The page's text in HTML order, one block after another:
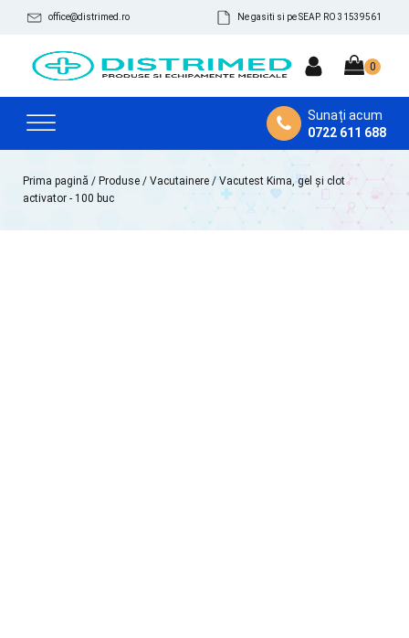
office@distrimed.ro Ne gasiti si pe SEAP. RO 31539561
Sunați acum
0722 611 688
Prima pagină / Produse / Vacutainere / Vacutest Kima, gel și clot
activator - 100 buc